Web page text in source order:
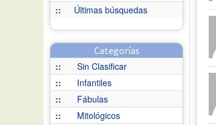
::
Últimas búsquedas
Categorías
::
Sin Clasificar
::
Infantiles
::
Fábulas
::
Mitológicos